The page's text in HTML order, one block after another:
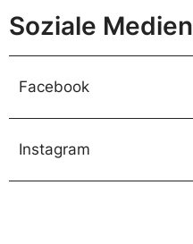
Soziale Medien
Facebook
Instagram